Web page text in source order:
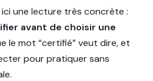
une lecture très concrète :
avant de choisir une
le mot “certifié” veut dire, et
pour pratiquer sans